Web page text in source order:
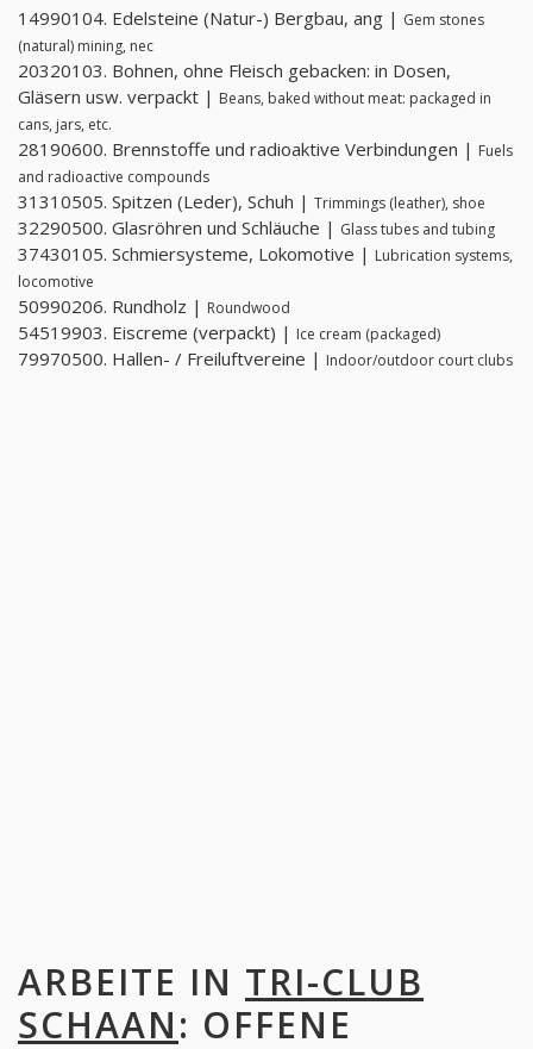
14990104. Edelsteine ​​(Natur-) Bergbau, ang | Gem stones
(natural) mining, nec
20320103. Bohnen, ohne Fleisch gebacken: in Dosen,
Gläsern usw. verpackt | Beans, baked without meat: packaged in
cans, jars, etc.
28190600. Brennstoffe und radioaktive Verbindungen | Fuels
and radioactive compounds
31310505. Spitzen (Leder), Schuh | Trimmings (leather), shoe
32290500. Glasröhren und Schläuche | Glass tubes and tubing
37430105. Schmiersysteme, Lokomotive | Lubrication systems,
locomotive
50990206. Rundholz | Roundwood
54519903. Eiscreme (verpackt) | Ice cream (packaged)
79970500. Hallen- / Freiluftvereine | Indoor/outdoor court clubs
ARBEITE IN TRI-CLUB
SCHAAN: OFFENE